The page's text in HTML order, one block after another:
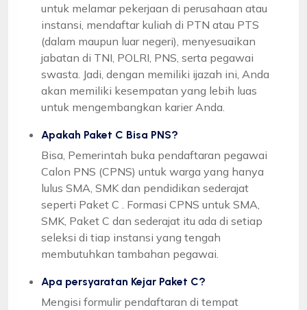
untuk melamar pekerjaan di perusahaan atau
instansi, mendaftar kuliah di PTN atau PTS
(dalam maupun luar negeri), menyesuaikan
jabatan di TNI, POLRI, PNS, serta pegawai
swasta. Jadi, dengan memiliki ijazah ini, Anda
akan memiliki kesempatan yang lebih luas
untuk mengembangkan karier Anda.
Apakah Paket C Bisa PNS?
Bisa, Pemerintah buka pendaftaran pegawai
Calon PNS (CPNS) untuk warga yang hanya
lulus SMA, SMK dan pendidikan sederajat
seperti Paket C . Formasi CPNS untuk SMA,
SMK, Paket C dan sederajat itu ada di setiap
seleksi di tiap instansi yang tengah
membutuhkan tambahan pegawai.
Apa persyaratan Kejar Paket C?
Mengisi formulir pendaftaran di tempat